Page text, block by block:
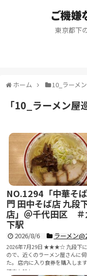
ご機嫌
東京都下
ホーム 10_ラーメ
「10_ラーメン屋
NO.1294「中華そ
門 田中そば店 九段
店」＠千代田区 ＃
下駅
2026/8/6 ラーメン
2026年7月29日 ★★★☆ 九段下
ので、近くのラーメン屋さんに
た。 店内に入り食券を購入しま
記事を読む